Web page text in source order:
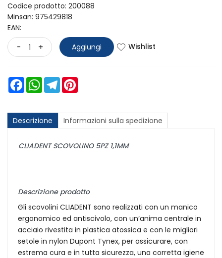
Codice prodotto: 200088
Minsan: 975429818
EAN:
- + Aggiungi Wishlist
FacebookWhatsAppTelegram
Descrizione Informazioni sulla spedizione
CLIADENT SCOVOLINO 5PZ 1,1MM
Descrizione prodotto
Gli scovolini CLIADENT sono realizzati con un manico
ergonomico ed antiscivolo, con un’anima centrale in
acciaio rivestita in plastica atossica e con le migliori
setole in nylon Dupont Tynex, per assicurare, con
estrema cura e in tutta sicurezza, una corretta igiene